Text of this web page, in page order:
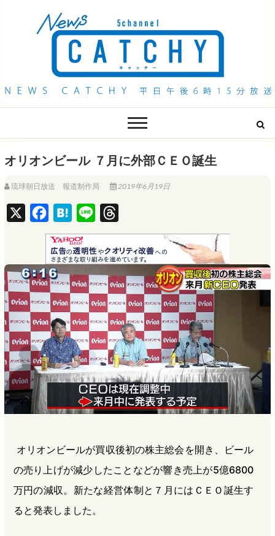
QAB NEWS Headline
オリオンビール ７月に外部ＣＥＯ誕生
琉球朝日放送 報道制作局 2019年6月19日
a
c
e
b
o
o
k
H
a
t
e
n
a
i
n
e
h
r
e
a
d
s
オリオンビールが買収後初の株主総会を開き、ビール
の売り上げが減少したことなどが響き売上が5億6800
万円の減収。新たな経営体制と７月にはＣＥＯ誕生す
ると発表しました。